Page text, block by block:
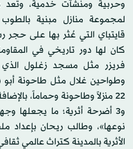
وحربية ومنشآت خدمية، وتعد
لمجموعة منازل مبنية
قايتباي التي عُثر بها على حجر
كان لها دور تاريخي في
وطواحين غلال مثل طاحونة
و3 أضرحة أثرية؛ ما يجعلها
نوعها»، وطالب ريحان بإعداد
الأثرية بالمدينة كتراث عالمي